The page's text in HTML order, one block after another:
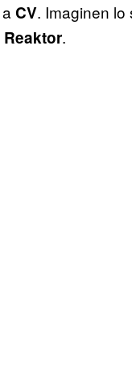
a CV. Imaginen
Reaktor.